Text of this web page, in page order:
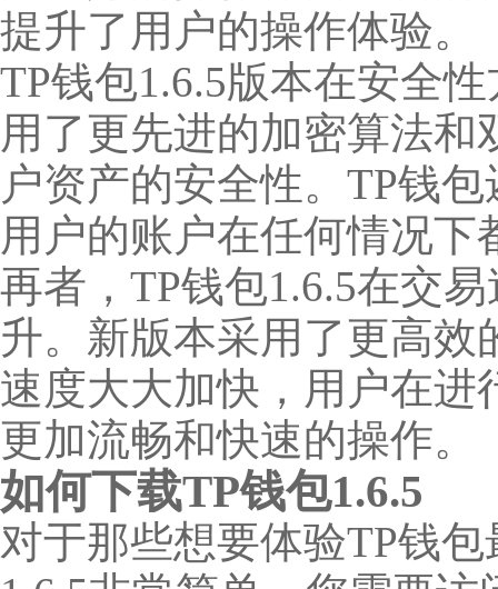
提升了用户的操作体验。
TP钱包1.6.5版本在安全
用了更先进的加密算法
户资产的安全性。TP钱
用户的账户在任何情况
再者，TP钱包1.6.5在交
升。新版本采用了更高
速度大大加快，用户在进
更加流畅和快速的操作。
如何下载TP钱包1.6.5
对于那些想要体验TP钱